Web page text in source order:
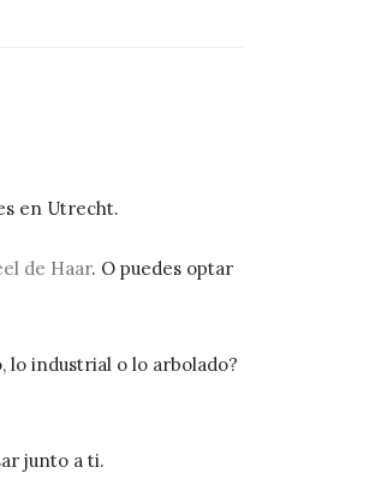
en Utrecht.
de Haar. O puedes optar
lo industrial o lo arbolado?
junto a ti.